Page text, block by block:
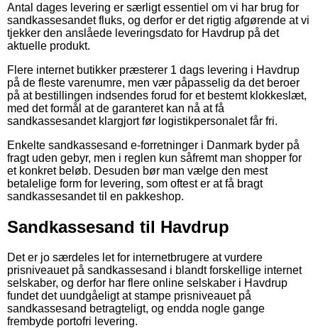
Antal dages levering er særligt essentiel om vi har brug for
sandkassesandet fluks, og derfor er det rigtig afgørende at vi
tjekker den anslåede leveringsdato for Havdrup på det
aktuelle produkt.
Flere internet butikker præsterer 1 dags levering i Havdrup
på de fleste varenumre, men vær påpasselig da det beroer
på at bestillingen indsendes forud for et bestemt klokkeslæt,
med det formål at de garanteret kan nå at få
sandkassesandet klargjort før logistikpersonalet får fri.
Enkelte sandkassesand e-forretninger i Danmark byder på
fragt uden gebyr, men i reglen kun såfremt man shopper for
et konkret beløb. Desuden bør man vælge den mest
betalelige form for levering, som oftest er at få bragt
sandkassesandet til en pakkeshop.
Sandkassesand til Havdrup
Det er jo særdeles let for internetbrugere at vurdere
prisniveauet på sandkassesand i blandt forskellige internet
selskaber, og derfor har flere online selskaber i Havdrup
fundet det uundgåeligt at stampe prisniveauet på
sandkassesand betragteligt, og endda nogle gange
frembyde portofri levering.